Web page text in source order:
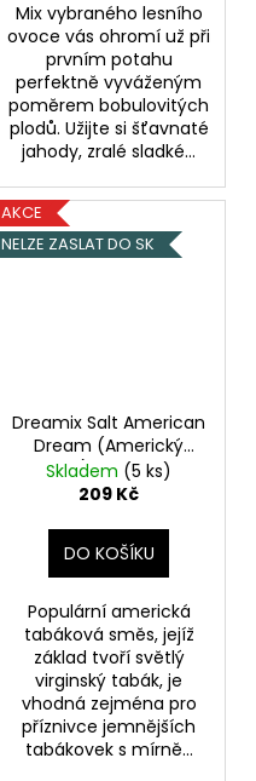
Mix vybraného lesního
ovoce vás ohromí už při
prvním potahu
perfektně vyváženým
poměrem bobulovitých
plodů. Užijte si šťavnaté
jahody, zralé sladké...
AKCE
NELZE ZASLAT DO SK
Dreamix Salt American
Dream (Americký
tabák) 10ml 20mg
Skladem (5 ks)
209 Kč
DO KOŠÍKU
Populární americká
tabáková směs, jejíž
základ tvoří světlý
virginský tabák, je
vhodná zejména pro
příznivce jemnějších
tabákovek s mírně...